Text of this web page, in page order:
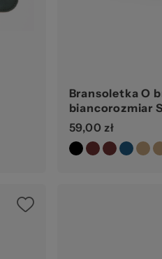
Bransoletka O
biancorozmiar S
59,00 zł